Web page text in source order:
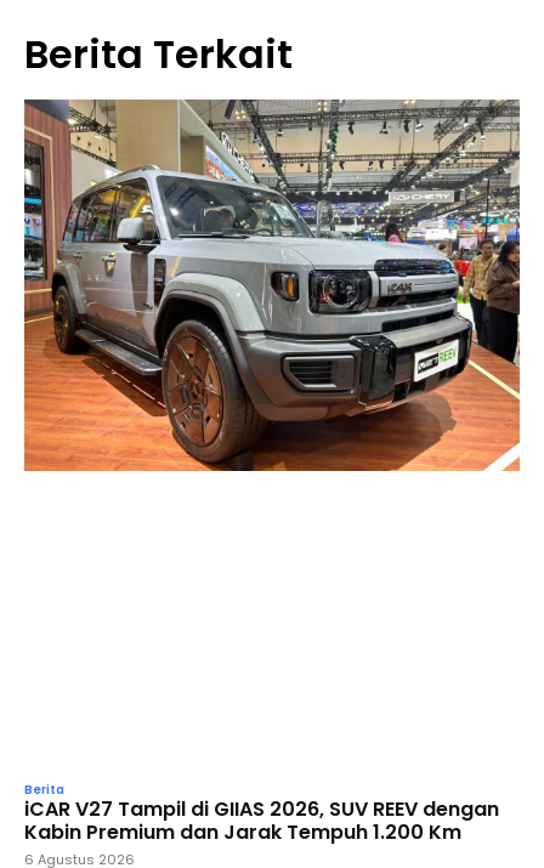
Berita Terkait
Berita
iCAR V27 Tampil di GIIAS 2026, SUV REEV dengan
Kabin Premium dan Jarak Tempuh 1.200 Km
6 Agustus 2026